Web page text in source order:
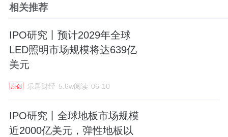
相关推荐
IPO研究丨预计2029年全球
LED照明市场规模将达639亿
美元
原创 乐居财经 5.6w阅读 06-10
IPO研究丨全球地板市场规模
近2000亿美元，弹性地板以